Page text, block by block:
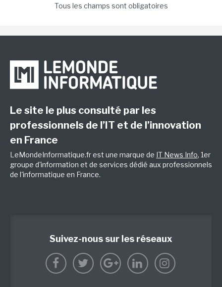
Tous les champs sont obligatoires
Le site le plus consulté par les
professionnels de l’IT et de l’innovation
en France
LeMondeInformatique.fr est une marque de IT News Info, 1er
groupe d'information et de services dédié aux professionnels
de l'informatique en France.
Suivez-nous sur les réseaux